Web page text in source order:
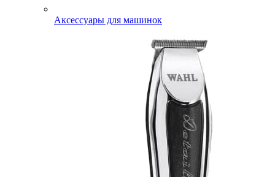
Аксессуары для машинок